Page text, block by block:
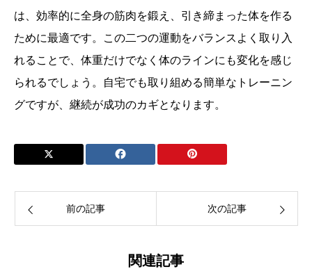
は、効率的に全身の筋肉を鍛え、引き締まった体を作る
ために最適です。この二つの運動をバランスよく取り入
れることで、体重だけでなく体のラインにも変化を感じ
られるでしょう。自宅でも取り組める簡単なトレーニン
グですが、継続が成功のカギとなります。
前の記事 次の記事
関連記事